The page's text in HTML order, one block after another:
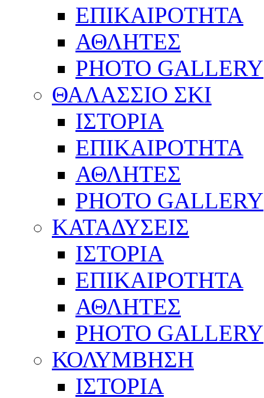
ΕΠΙΚΑΙΡΟΤΗΤΑ
ΑΘΛΗΤΕΣ
PHOTO GALLERY
ΘΑΛΑΣΣΙΟ ΣΚΙ
ΙΣΤΟΡΙΑ
ΕΠΙΚΑΙΡΟΤΗΤΑ
ΑΘΛΗΤΕΣ
PHOTO GALLERY
ΚΑΤΑΔΥΣΕΙΣ
ΙΣΤΟΡΙΑ
ΕΠΙΚΑΙΡΟΤΗΤΑ
ΑΘΛΗΤΕΣ
PHOTO GALLERY
ΚΟΛΥΜΒΗΣΗ
ΙΣΤΟΡΙΑ